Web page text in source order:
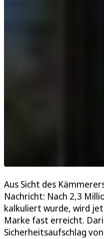
Aus Sicht des
Nachricht: Nach 2,3
kalkuliert wurde, wird
Marke fast erreicht.
Sicherheitsaufschlag